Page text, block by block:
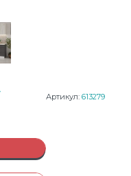
Артикул: 613279